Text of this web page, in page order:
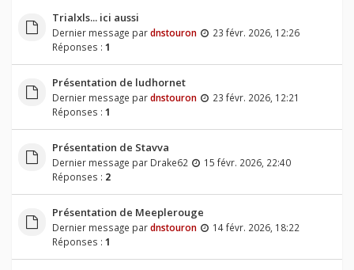
Trialxls... ici aussi
Dernier message pardnstouron
23 févr. 2026, 12:26
Réponses : 1
Présentation de ludhornet
Dernier message pardnstouron
23 févr. 2026, 12:21
Réponses : 1
Présentation de Stavva
Dernier message par Drake62
15 févr. 2026, 22:40
Réponses : 2
Présentation de Meeplerouge
Dernier message pardnstouron
14 févr. 2026, 18:22
Réponses : 1